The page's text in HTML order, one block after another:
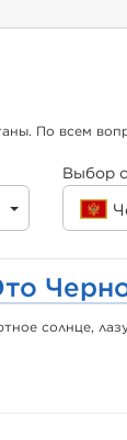
По всем
Выбор
солнце,